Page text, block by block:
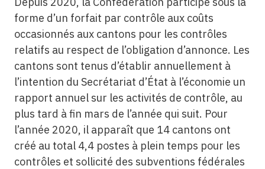
forme d’un forfait par contrôle aux coûts
occasionnés aux cantons pour les contrôles
relatifs au respect de l’obligation d’annonce. Les
cantons sont tenus d’établir annuellement à
l’intention du Secrétariat d’État à l’économie un
rapport annuel sur les activités de contrôle, au
plus tard à fin mars de l’année qui suit. Pour
l’année 2020, il apparaît que 14 cantons ont
créé au total 4,4 postes à plein temps pour les
contrôles et sollicité des subventions fédérales